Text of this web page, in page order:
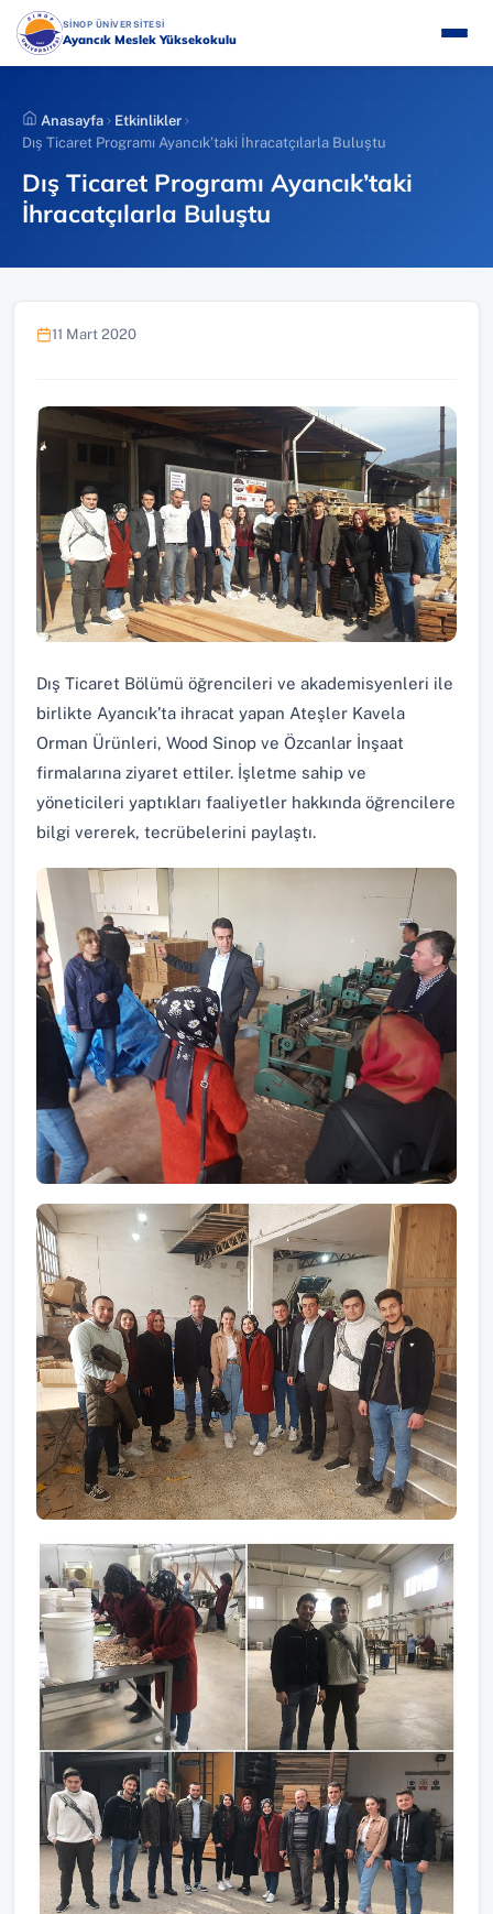
İçeriğe
atla
SİNOP ÜNİVERSİTESİ(YENI SEKMEDE AÇILIR)
Ayancık Meslek Yüksekokulu
Anasayfa
Etkinlikler
Dış Ticaret Programı Ayancık’taki İhracatçılarla Buluştu
Dış Ticaret Programı Ayancık’taki
İhracatçılarla Buluştu
11 Mart 2020
Dış Ticaret Bölümü öğrencileri ve akademisyenleri ile
birlikte Ayancık’ta ihracat yapan Ateşler Kavela
Orman Ürünleri, Wood Sinop ve Özcanlar İnşaat
firmalarına ziyaret ettiler. İşletme sahip ve
yöneticileri yaptıkları faaliyetler hakkında öğrencilere
bilgi vererek, tecrübelerini paylaştı.